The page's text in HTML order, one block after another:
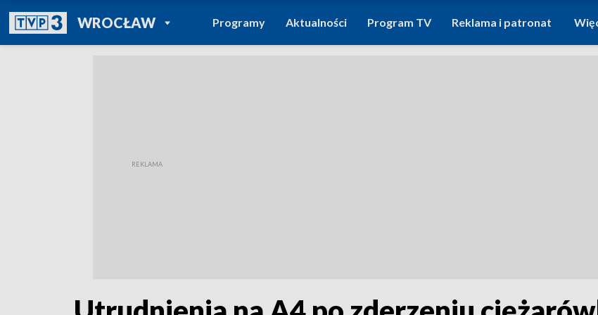
WROCŁAWPOWRÓT DO
TVP REGIONY
Programy Aktualności Program TV Reklama i patronat